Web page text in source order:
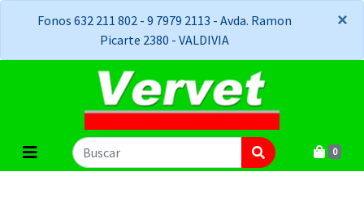
Fonos 632 211 802 - 9 7979 2113 - Avda. Ramon
Picarte 2380 - VALDIVIA
×
×
0